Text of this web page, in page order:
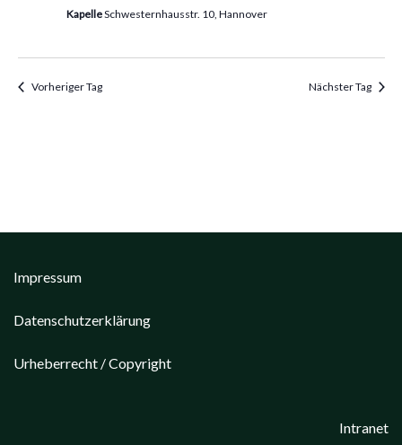
KapelleSchwesternhausstr. 10, Hannover
Vorheriger Tag Nächster Tag
Impressum
Datenschutzerklärung
Urheberrecht / Copyright
Intranet